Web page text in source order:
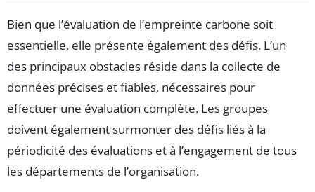
Bien que l’évaluation de l’empreinte carbone soit
essentielle, elle présente également des défis. L’un
des principaux obstacles réside dans la collecte de
données précises et fiables, nécessaires pour
effectuer une évaluation complète. Les groupes
doivent également surmonter des défis liés à la
périodicité des évaluations et à l’engagement de tous
les départements de l’organisation.